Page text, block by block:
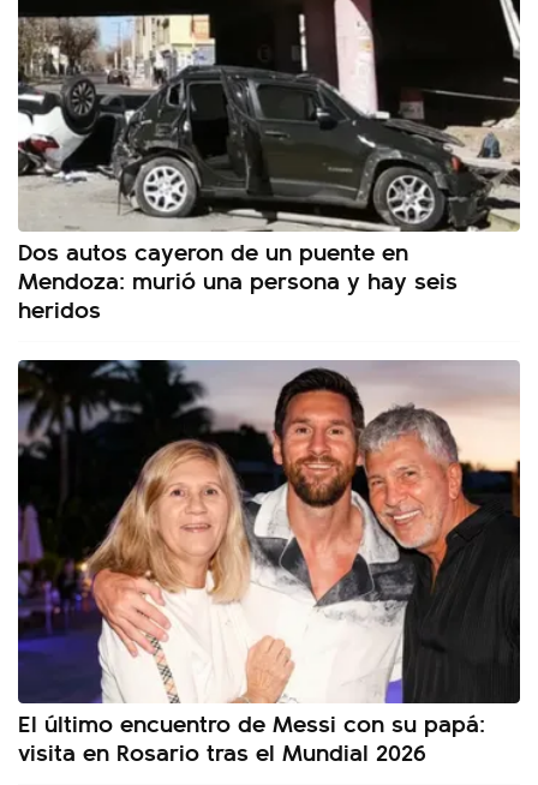
Dos autos cayeron de un puente en
Mendoza: murió una persona y hay seis
heridos
El último encuentro de Messi con su papá:
visita en Rosario tras el Mundial 2026